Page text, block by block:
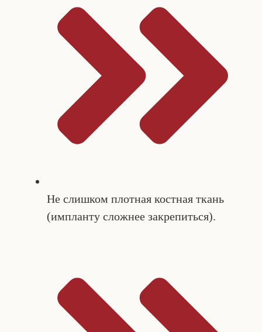
Не слишком плотная костная ткань
(импланту сложнее закрепиться).